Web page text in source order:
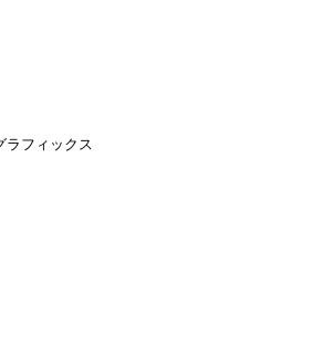
ラフィックス